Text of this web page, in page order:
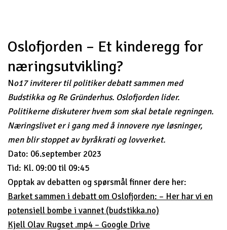
Oslofjorden – Et kinderegg for
næringsutvikling?
No17 inviterer til politiker debatt sammen med
Budstikka og Re Gründerhus. Oslofjorden lider.
Politikerne diskuterer hvem som skal betale regningen.
Næringslivet er i gang med å innovere nye løsninger,
men blir stoppet av byråkrati og lovverket.
Dato: 06.september 2023
Tid: Kl. 09:00 til 09:45
Opptak av debatten og spørsmål finner dere her:
Barket sammen i debatt om Oslofjorden: – Her har vi en
potensiell bombe i vannet (budstikka.no)
Kjell Olav Rugset .mp4 – Google Drive